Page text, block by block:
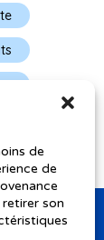
de
de
son